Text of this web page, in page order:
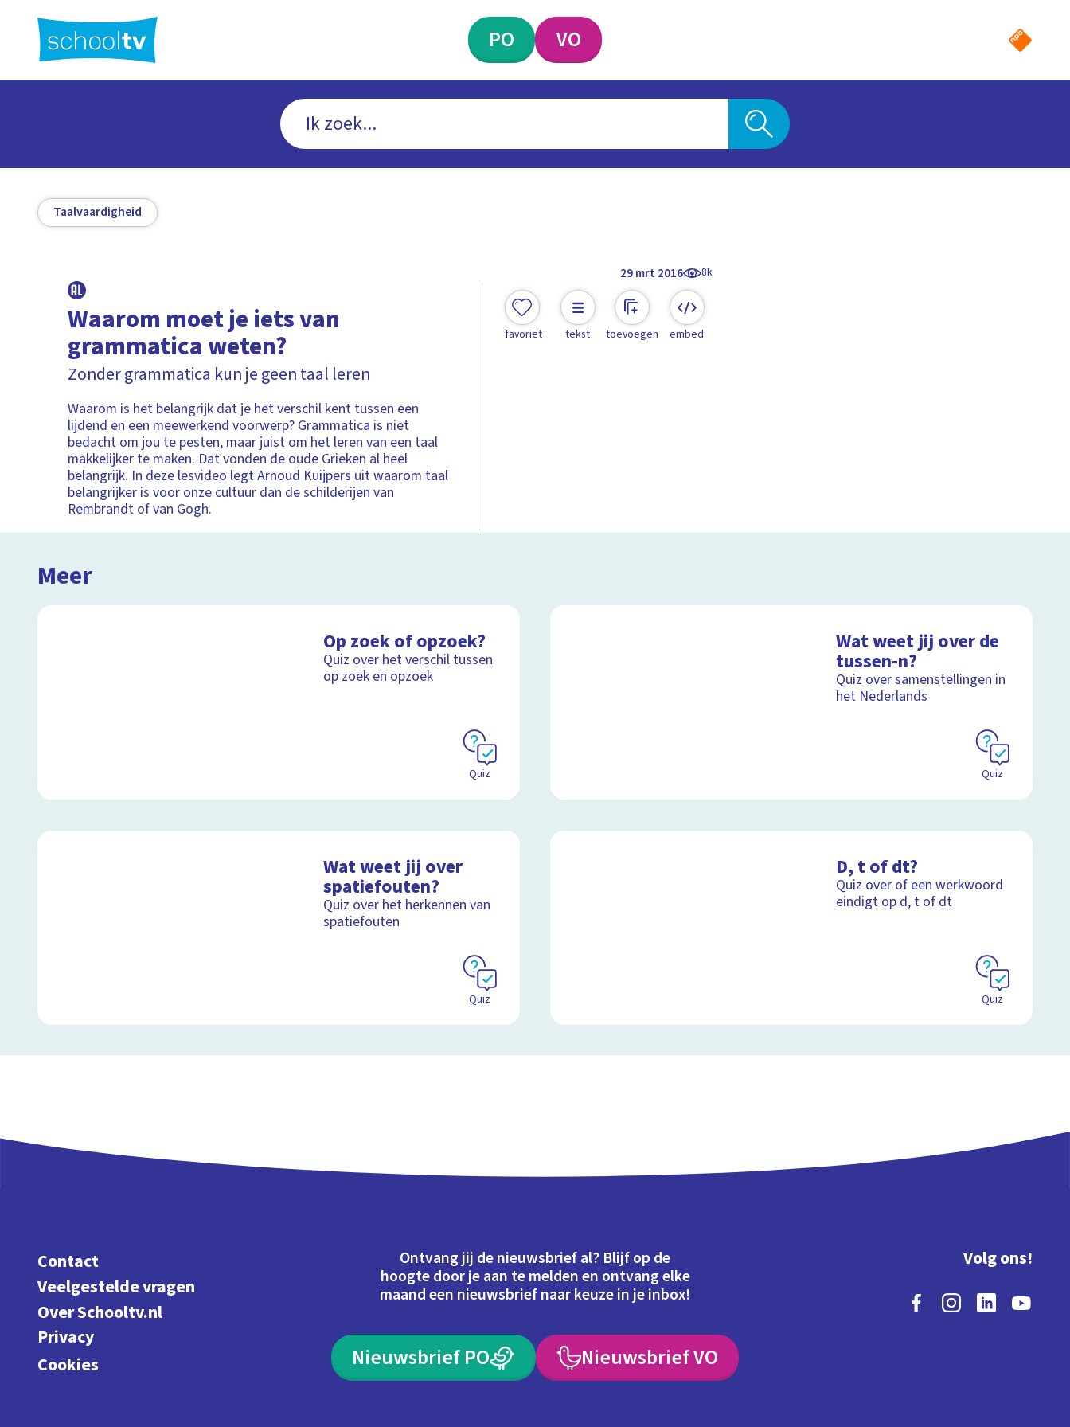
hoofdinhoud
PO VO
Taalvaardigheid
29 mrt 2016 8k
Waarom moet je iets van
grammatica weten?
Zonder grammatica kun je geen taal leren
Waarom is het belangrijk dat je het verschil kent tussen een
lijdend en een meewerkend voorwerp? Grammatica is niet
bedacht om jou te pesten, maar juist om het leren van een taal
makkelijker te maken. Dat vonden de oude Grieken al heel
belangrijk. In deze lesvideo legt Arnoud Kuijpers uit waarom taal
belangrijker is voor onze cultuur dan de schilderijen van
Rembrandt of van Gogh.
favoriet tekst toevoegen embed
Meer
Op zoek of opzoek?
Quiz over het verschil tussen
op zoek en opzoek
Quiz
Wat weet jij over de
tussen-n?
Quiz over samenstellingen in
het Nederlands
Quiz
Wat weet jij over
spatiefouten?
Quiz over het herkennen van
spatiefouten
Quiz
D, t of dt?
Quiz over of een werkwoord
eindigt op d, t of dt
Quiz
Contact
Veelgestelde vragen
Over Schooltv.nl
Privacy
Cookies
Ontvang jij de nieuwsbrief al? Blijf op de
hoogte door je aan te melden en ontvang elke
maand een nieuwsbrief naar keuze in je inbox!
Nieuwsbrief PO Nieuwsbrief VO
Volg ons!